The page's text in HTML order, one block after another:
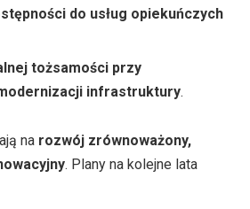
do usług opiekuńczych
tożsamości przy
infrastruktury.
na rozwój zrównoważony,
. Plany na kolejne lata